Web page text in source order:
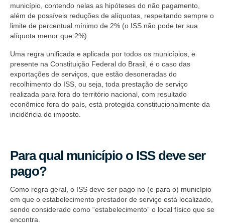
município, contendo nelas as hipóteses do não pagamento,
além de possíveis reduções de alíquotas, respeitando sempre o
limite de percentual mínimo de 2% (o ISS não pode ter sua
alíquota menor que 2%).
Uma regra unificada e aplicada por todos os municípios, e
presente na Constituição Federal do Brasil, é o caso das
exportações de serviços, que estão desoneradas do
recolhimento do ISS, ou seja, toda prestação de serviço
realizada para fora do território nacional, com resultado
econômico fora do país, está protegida constitucionalmente da
incidência do imposto.
Para qual município o ISS deve ser
pago?
Como regra geral, o ISS deve ser pago no (e para o) município
em que o estabelecimento prestador de serviço está localizado,
sendo considerado como “estabelecimento” o local físico que se
encontra.